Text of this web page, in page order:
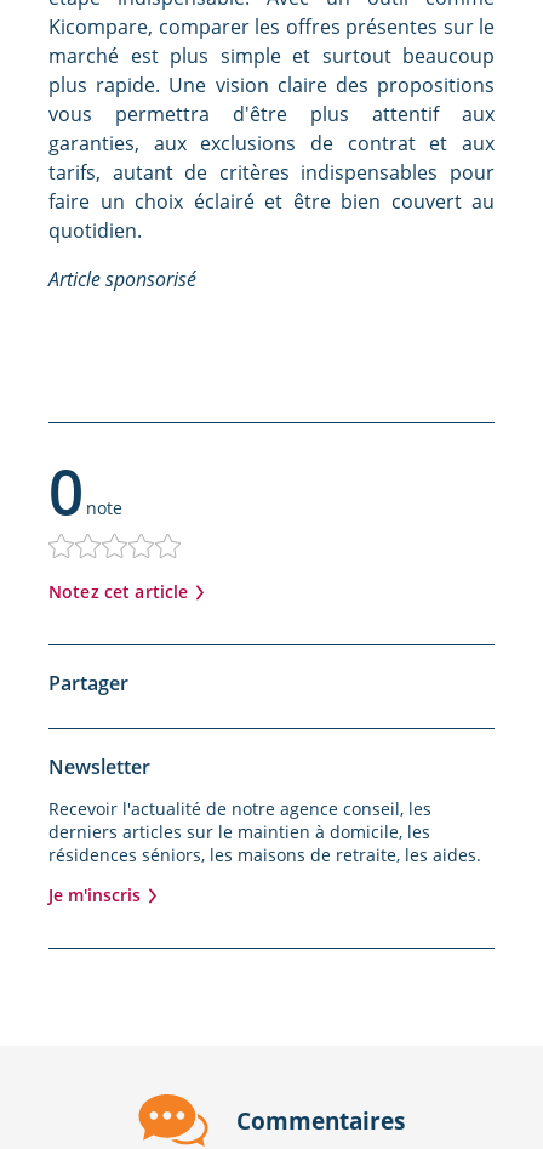
Kicompare, comparer les offres présentes sur le
marché est plus simple et surtout beaucoup
plus rapide. Une vision claire des propositions
vous permettra d'être plus attentif aux
garanties, aux exclusions de contrat et aux
tarifs, autant de critères indispensables pour
faire un choix éclairé et être bien couvert au
quotidien.
Article sponsorisé
0note
Notez cet article
Newsletter
Recevoir l'actualité de notre agence conseil, les
derniers articles sur le maintien à domicile, les
résidences séniors, les maisons de retraite, les aides.
Je m'inscris
Partager
Commentaires